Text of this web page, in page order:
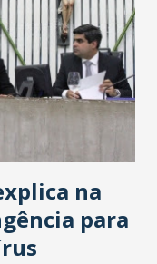
na
para